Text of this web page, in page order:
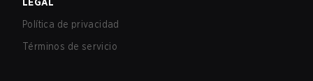
Política de privacidad
Términos de servicio